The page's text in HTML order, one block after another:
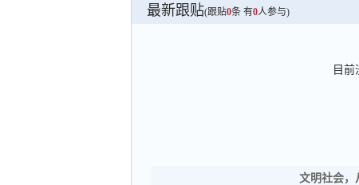
最新跟贴(跟贴0条 有0人参与)
目
文明社会，